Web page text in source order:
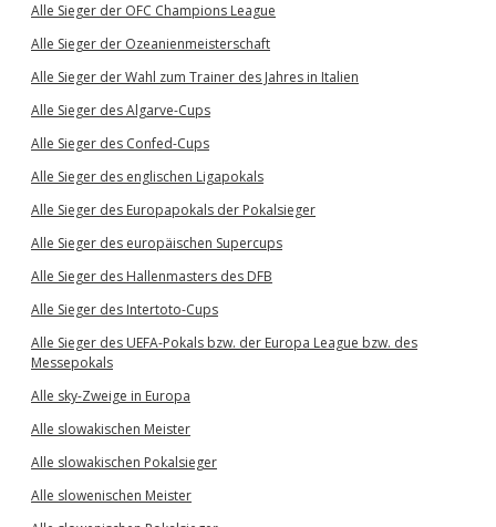
Alle Sieger der OFC Champions League
Alle Sieger der Ozeanienmeisterschaft
Alle Sieger der Wahl zum Trainer des Jahres in Italien
Alle Sieger des Algarve-Cups
Alle Sieger des Confed-Cups
Alle Sieger des englischen Ligapokals
Alle Sieger des Europapokals der Pokalsieger
Alle Sieger des europäischen Supercups
Alle Sieger des Hallenmasters des DFB
Alle Sieger des Intertoto-Cups
Alle Sieger des UEFA-Pokals bzw. der Europa League bzw. des
Messepokals
Alle sky-Zweige in Europa
Alle slowakischen Meister
Alle slowakischen Pokalsieger
Alle slowenischen Meister